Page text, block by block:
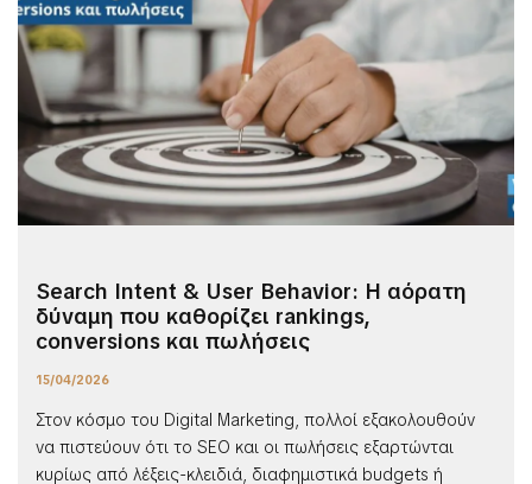
Search Intent & User Behavior: Η αόρατη
δύναμη που καθορίζει rankings,
conversions και πωλήσεις
15/04/2026
Στον κόσμο του Digital Marketing, πολλοί εξακολουθούν
να πιστεύουν ότι το SEO και οι πωλήσεις εξαρτώνται
κυρίως από λέξεις-κλειδιά, διαφημιστικά budgets ή